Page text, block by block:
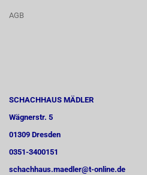
AGB
SCHACHHAUS MÄDLER
Wägnerstr. 5
01309 Dresden
0351-3400151
schachhaus.maedler@t-online.de